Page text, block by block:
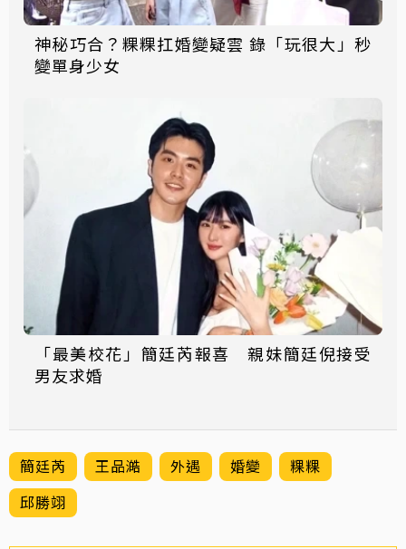
神秘巧合？粿粿扛婚變疑雲 錄「玩很大」秒
變單身少女
「最美校花」簡廷芮報喜 親妹簡廷倪接受
男友求婚
簡廷芮 王品澔 外遇 婚變
粿粿
邱勝翊